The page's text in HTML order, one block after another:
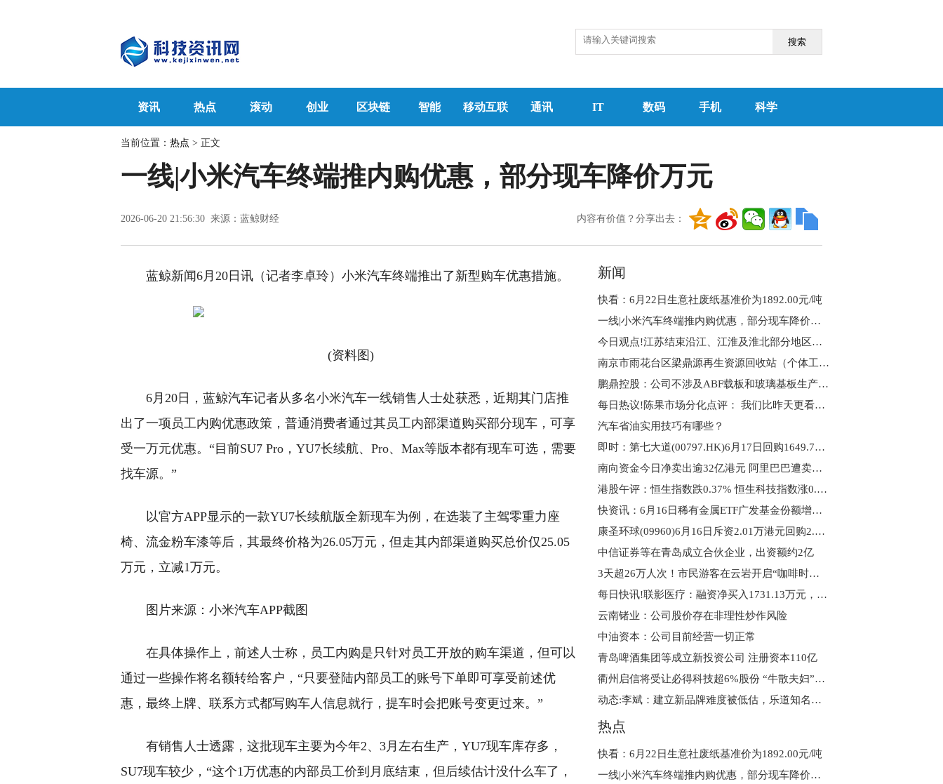
搜索
资讯 热点 滚动 创业 区块链 智能 移动互联 通讯 IT 数码 手机 科学
当前位置： 热点 > 正文
一线|小米汽车终端推内购优惠，部分现车降价万元
2026-06-20 21:56:30 来源：蓝鲸财经 内容有价值？分享出去：
蓝鲸新闻6月20日讯（记者李卓玲）小米汽车终端推出了新型购车优惠措施。
(资料图)
6月20日，蓝鲸汽车记者从多名小米汽车一线销售人士处获悉，近期其门店推
出了一项员工内购优惠政策，普通消费者通过其员工内部渠道购买部分现车，可享
受一万元优惠。“目前SU7 Pro，YU7长续航、Pro、Max等版本都有现车可选，需要
找车源。”
以官方APP显示的一款YU7长续航版全新现车为例，在选装了主驾零重力座
椅、流金粉车漆等后，其最终价格为26.05万元，但走其内部渠道购买总价仅25.05
万元，立减1万元。
图片来源：小米汽车APP截图
在具体操作上，前述人士称，员工内购是只针对员工开放的购车渠道，但可以
通过一些操作将名额转给客户，“只要登陆内部员工的账号下单即可享受前述优
惠，最终上牌、联系方式都写购车人信息就行，提车时会把账号变更过来。”
有销售人士透露，这批现车主要为今年2、3月左右生产，YU7现车库存多，
SU7现车较少，“这个1万优惠的内部员工价到月底结束，但后续估计没什么车了，
新闻
快看：6月22日生意社废纸基准价为1892.00元/吨
一线|小米汽车终端推内购优惠，部分现车降价万元
今日观点!江苏结束沿江、江淮及淮北部分地区防汛Ⅳ级应急响应
南京市雨花台区梁鼎源再生资源回收站（个体工商户）成立 注册资本10万人民币 焦点要闻
鹏鼎控股：公司不涉及ABF载板和玻璃基板生产_观天下
每日热议!陈果市场分化点评： 我们比昨天更看好A股的非硅基优质资产
汽车省油实用技巧有哪些？
即时：第七大道(00797.HK)6月17日回购1649.76万港元，已连续8日回购
南向资金今日净卖出逾32亿港元 阿里巴巴遭卖出居前 天天快报
港股午评：恒生指数跌0.37% 恒生科技指数涨0.18%
快资讯：6月16日稀有金属ETF广发基金份额增加1840万份，重仓股洛阳钼业、北方稀土、盐湖股份
康圣环球(09960)6月16日斥资2.01万港元回购2.05万股_每日快播
中信证券等在青岛成立合伙企业，出资额约2亿
3天超26万人次！市民游客在云岩开启“咖啡时间”_滚动
每日快讯!联影医疗：融资净买入1731.13万元，融资余额14.92亿元
云南锗业：公司股价存在非理性炒作风险
中油资本：公司目前经营一切正常
青岛啤酒集团等成立新投资公司 注册资本110亿
衢州启信将受让必得科技超6%股份 “牛散夫妇”蒋仕波、高雅萍现身后者前十大股东
动态:李斌：建立新品牌难度被低估，乐道知名度相当于6年前的蔚来
热点
快看：6月22日生意社废纸基准价为1892.00元/吨
一线|小米汽车终端推内购优惠，部分现车降价万元